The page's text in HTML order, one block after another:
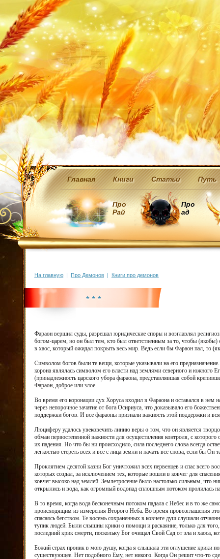
Главная Книги Статьи Путь
Про
Рай
Про
ад
На главную | Про Демонов | Книги про демонов
* * *
Фараон вершил суды, разрешал юридические споры и возглавлял
богом-царем, но он был тем, кто был ответственным за то, чтобы (якобы)
в хаос, который ожидал покрыть весь мир. Ведь если бы Фараон пал, то
Символом богов были те вещи, которые указывали на его
корона являлась символом его власти над землями северного и южного
(принадлежность царского убора фараона, представлявшая собой
Фараон, доброе или злое.
Во время его коронации дух Хоруса входил в Фараона и оставался в нем
через непорочное зачатие от бога Осириуса, что доказывало его
поддержки богов. И все фараоны признали важность этой поддержки и
Люциферу удалось увековечить линию веры о том, что он является
обман первостепенной важности для осуществления контроля, с
их падения. Но что бы ни происходило, сила последнего слова всегда
легкостью стереть всех и все с лица земли и начать все снова, если бы
Проклятием десятой казни Бог уничтожил всех первенцев и спас
которых создал, за исключением тех, которые вошли в ковчег для
ковчег высоко над землей. Землетрясение было настолько сильным, что
открылись и вода, как огромный водопад сплошным потоком пролилась
В то время, когда вода бесконечным потоком падала с Небес и в то же
происходящим из измерения Второго Неба. Во время провозглашения
спасаясь бегством. Те восемь сохраненных в ковчеге душ слушали
тупик людей. Были слышны крики о помощи и раскаяние, только для
последний крик смерти, поскольку Бог очищал Свой Сад от зла и хаоса,
Божий страх проник в мою душу, когда я слышала эти оглушение крики
существующее. Нет подобного Ему, нет никого. Когда Он решит что-то